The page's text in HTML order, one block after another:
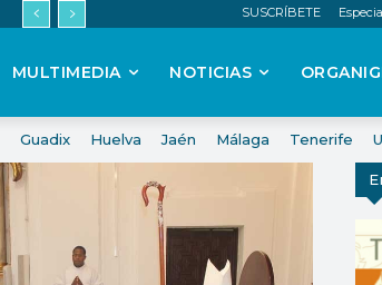
SUSCRÍBETE
MULTIMEDIA NOTICIAS
Guadix Huelva Jaén Málaga Tenerife